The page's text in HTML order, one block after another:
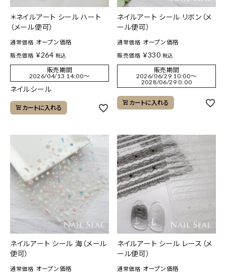
＊ネイルアート シール ハート
（メール便可）
通常価格 オープン価格
販売価格 ¥264 税込
販売期間
2026/04/13 14:00〜
ネイルシール
カートに入れる
ネイルアート シール リボン（メ
ール便可）
通常価格 オープン価格
販売価格 ¥330 税込
販売期間
2026/06/29 10:00〜
2028/06/29 0:00
カートに入れる
ネイルアート シール 海（メール
便可）
通常価格 オープン価格
ネイルアート シール レース（メ
ール便可）
通常価格 オープン価格